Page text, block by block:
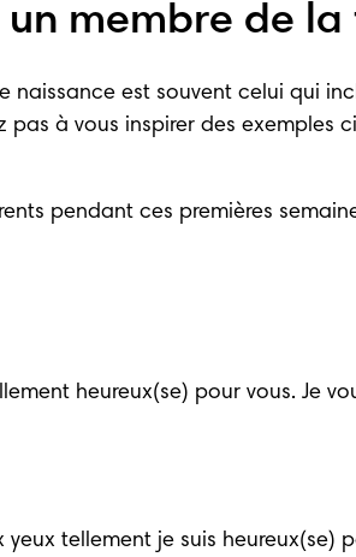
membre de la
est souvent celui qui
à vous inspirer des
pendant ces premières
heureux(se) pour vous. Je
tellement je suis